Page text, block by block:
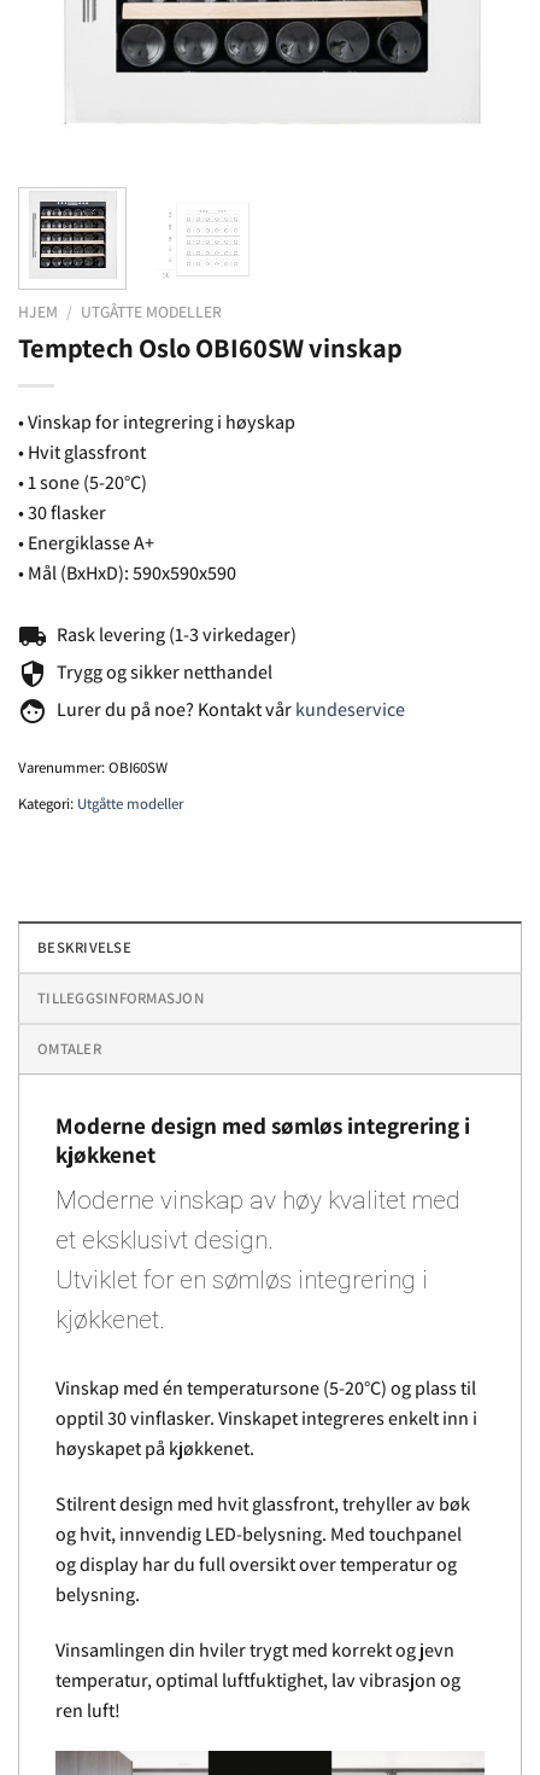
HJEM / UTGÅTTE MODELLER
Temptech Oslo OBI60SW vinskap
• Vinskap for integrering i høyskap
• Hvit glassfront
• 1 sone (5-20°C)
• 30 flasker
• Energiklasse A+
• Mål (BxHxD): 590x590x590
local_shipping Rask levering (1-3 virkedager)
security Trygg og sikker netthandel
face Lurer du på noe? Kontakt vårkundeservice
Varenummer:OBI60SW
Kategori: Utgåtte modeller
BESKRIVELSE
TILLEGGSINFORMASJON
OMTALER
Moderne design med sømløs integrering i
kjøkkenet
Moderne vinskap av høy kvalitet med
et eksklusivt design.
Utviklet for en sømløs integrering i
kjøkkenet.
Vinskap med én temperatursone (5-20°C) og plass til
opptil 30 vinflasker. Vinskapet integreres enkelt inn i
høyskapet på kjøkkenet.
Stilrent design med hvit glassfront, trehyller av bøk
og hvit, innvendig LED-belysning. Med touchpanel
og display har du full oversikt over temperatur og
belysning.
Vinsamlingen din hviler trygt med korrekt og jevn
temperatur, optimal luftfuktighet, lav vibrasjon og
ren luft!